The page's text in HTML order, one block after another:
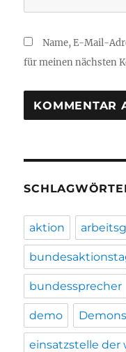
Name, E-Mail-
für meinen nächsten
aktion
bundessprecher
demo
einsatzstelle der